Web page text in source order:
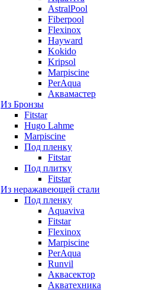
AstralPool
Fiberpool
Flexinox
Hayward
Kokido
Kripsol
Marpiscine
PerAqua
Аквамастер
Из Бронзы
Fitstar
Hugo Lahme
Marpiscine
Под пленку
Fitstar
Под плитку
Fitstar
Из неражавеющей стали
Под пленку
Aquaviva
Fitstar
Flexinox
Marpiscine
PerAqua
Runvil
Аквасектор
Акватехника